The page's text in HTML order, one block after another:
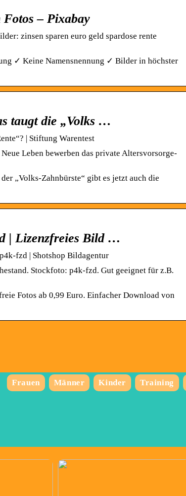
– Pixabay
zinsen sparen euro geld spardose rente
✓ Keine Namensnennung ✓ Bilder in höchster
taugt die „Volks …
| Stiftung Warentest
Leben bewerben das private Altersvorsorge-
„Volks-Zahnbürste“ gibt es jetzt auch die
| Lizenzfreies Bild …
fzd | Shotshop Bildagentur
Stockfoto: p4k-fzd. Gut geeignet für z.B.
Fotos ab 0,99 Euro. Einfacher Download von
Frauen Männer Kinder Training